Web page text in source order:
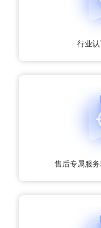
行业
售后专属服